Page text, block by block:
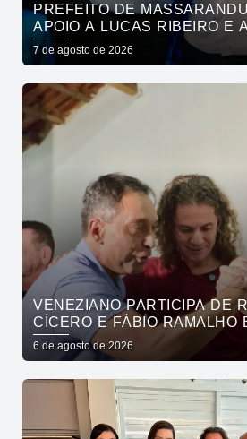
PREFEITO DE
APOIO A LUCAS RIBEIRO E
EM CÍCERO PARA O
7 de agosto de 2026
VENEZIANO PARTICIPA DE
CÍCERO E FÁBIO RAMALHO
ESTAMOS COMPRANDO
MAS MOSTRANDO
6 de agosto de 2026